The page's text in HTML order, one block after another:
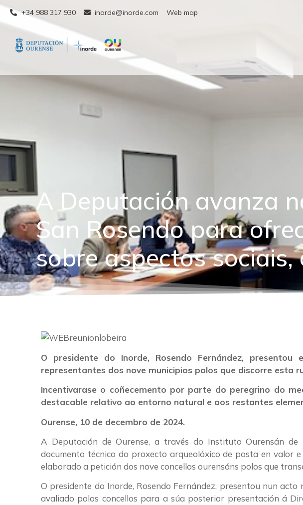
+34 988 317 930 inorde@inorde.com Web map
A Deputación avanza
San Rosendo para
sobre aspectos
O presidente do Inorde, Rosendo Fernández,
representantes dos nove municipios polos que discorre esta
Incentivarase o coñecemento por parte do peregrino do
destacable relativo ao entorno natural e aos restantes
Ourense, 10 de decembro de 2024.
A Deputación de Ourense, a través do Instituto Ourensán de
documento técnico do proxecto arqueolóxico de posta en valor
elaborado a petición dos nove concellos ourensáns polos que
O presidente do Inorde, Rosendo Fernández, presentou nun
avaliado polos concellos para a súa posterior presentación á